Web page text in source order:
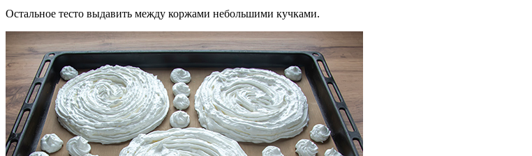
Остальное тесто выдавить между коржами небольшими кучками.